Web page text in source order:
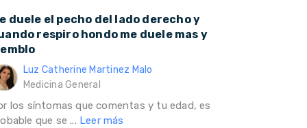
duele el pecho del lado derecho y
respiro hondo me duele mas y
Luz Catherine Martinez Malo
Medicina General
los síntomas que comentas y tu edad, es
que se ... Leer más